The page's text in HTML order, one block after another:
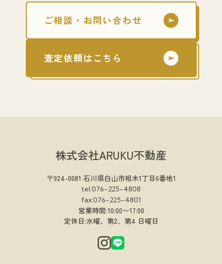
ご相談・お問い合わせ
査定依頼はこちら
株式会社ARUKU不動産
〒924-0081 石川県白山市相木1丁目6番地1
tel:076-225-4808
fax:076-225-4801
営業時間:10:00〜17:00
定休日:水曜、第2、第4 日曜日